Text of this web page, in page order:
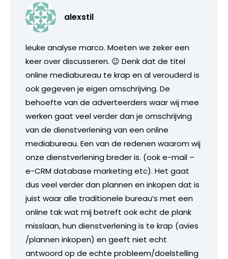
alexstil
leuke analyse marco. Moeten we zeker een
keer over discusseren. 😉 Denk dat de titel
online mediabureau te krap en al verouderd is
ook gegeven je eigen omschrijving. De
behoefte van de adverteerders waar wij mee
werken gaat veel verder dan je omschrijving
van de dienstverlening van een online
mediabureau. Een van de redenen waarom wij
onze dienstverlening breder is. (ook e-mail –
e-CRM database marketing etc). Het gaat
dus veel verder dan plannen en inkopen dat is
juist waar alle traditionele bureau’s met een
online tak wat mij betreft ook echt de plank
misslaan, hun dienstverlening is te krap (avies
/plannen inkopen) en geeft niet echt
antwoord op de echte probleem/doelstelling